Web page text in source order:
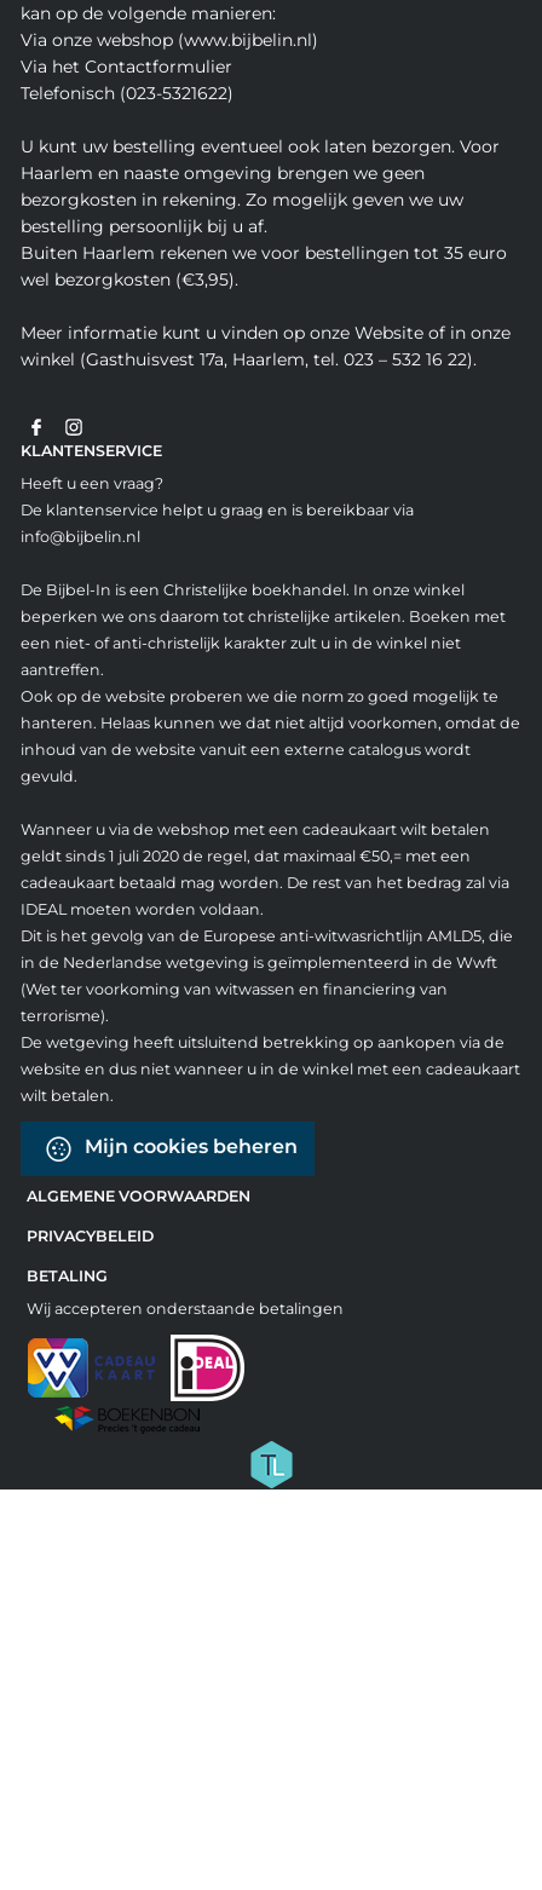
kan op de volgende manieren:
Via onze webshop (www.bijbelin.nl)
Via het Contactformulier
Telefonisch (023-5321622)
U kunt uw bestelling eventueel ook laten bezorgen. Voor
Haarlem en naaste omgeving brengen we geen
bezorgkosten in rekening. Zo mogelijk geven we uw
bestelling persoonlijk bij u af.
Buiten Haarlem rekenen we voor bestellingen tot 35 euro
wel bezorgkosten (€3,95).
Meer informatie kunt u vinden op onze Website of in onze
winkel (Gasthuisvest 17a, Haarlem, tel. 023 – 532 16 22).
KLANTENSERVICE
Heeft u een vraag?
De klantenservice helpt u graag en is bereikbaar via
info@bijbelin.nl
De Bijbel-In is een Christelijke boekhandel. In onze winkel
beperken we ons daarom tot christelijke artikelen. Boeken met
een niet- of anti-christelijk karakter zult u in de winkel niet
aantreffen.
Ook op de website proberen we die norm zo goed mogelijk te
hanteren. Helaas kunnen we dat niet altijd voorkomen, omdat de
inhoud van de website vanuit een externe catalogus wordt
gevuld.
Wanneer u via de webshop met een cadeaukaart wilt betalen
geldt sinds 1 juli 2020 de regel, dat maximaal €50,= met een
cadeaukaart betaald mag worden. De rest van het bedrag zal via
IDEAL moeten worden voldaan.
Dit is het gevolg van de Europese anti-witwasrichtlijn AMLD5, die
in de Nederlandse wetgeving is geïmplementeerd in de Wwft
(Wet ter voorkoming van witwassen en financiering van
terrorisme).
De wetgeving heeft uitsluitend betrekking op aankopen via de
website en dus niet wanneer u in de winkel met een cadeaukaart
wilt betalen.
Mijn cookies beheren
ALGEMENE VOORWAARDEN
PRIVACYBELEID
BETALING
Wij accepteren onderstaande betalingen